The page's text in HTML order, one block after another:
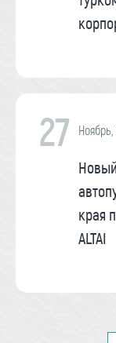
27 Ноябрь,
края
ALTAI